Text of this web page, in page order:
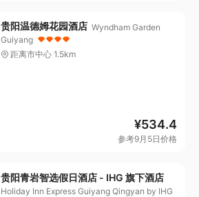
贵阳温德姆花园酒店 Wyndham Garden
Guiyang
距离市中心 1.5km
¥534.4
参考9月5日价格
贵阳青岩智选假日酒店 - IHG 旗下酒店
Holiday Inn Express Guiyang Qingyan by IHG